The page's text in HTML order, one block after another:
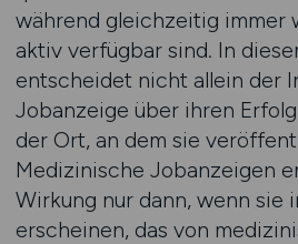
während gleichzeitig immer
aktiv verfügbar sind. In
entscheidet nicht allein der
Jobanzeige über ihren
der Ort, an dem sie
Medizinische Jobanzeigen
Wirkung nur dann, wenn sie
erscheinen, das von